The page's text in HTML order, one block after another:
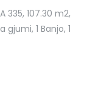
335, 107.30 m2,
1 Banjo, 1